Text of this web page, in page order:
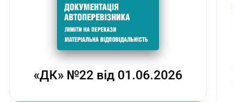
«ДК» №22 від 01.06.2026